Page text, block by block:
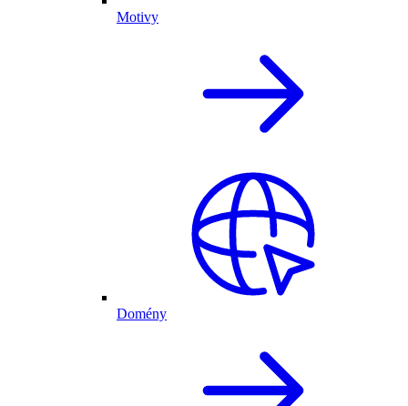
Motivy
Domény